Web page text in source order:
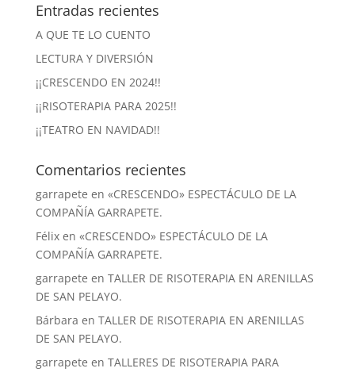
Entradas recientes
A QUE TE LO CUENTO
LECTURA Y DIVERSIÓN
¡¡CRESCENDO EN 2024!!
¡¡RISOTERAPIA PARA 2025!!
¡¡TEATRO EN NAVIDAD!!
Comentarios recientes
garrapete en «CRESCENDO» ESPECTÁCULO DE LA
COMPAÑÍA GARRAPETE.
Félixen «CRESCENDO» ESPECTÁCULO DE LA
COMPAÑÍA GARRAPETE.
garrapete en TALLER DE RISOTERAPIA EN ARENILLAS
DE SAN PELAYO.
Bárbara en TALLER DE RISOTERAPIA EN ARENILLAS
DE SAN PELAYO.
garrapete en TALLERES DE RISOTERAPIA PARA